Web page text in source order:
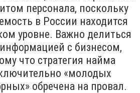
персонала, поскольку
в России находится
уровне. Важно делиться
с бизнесом,
что стратегия найма
«молодых
обречена на провал.